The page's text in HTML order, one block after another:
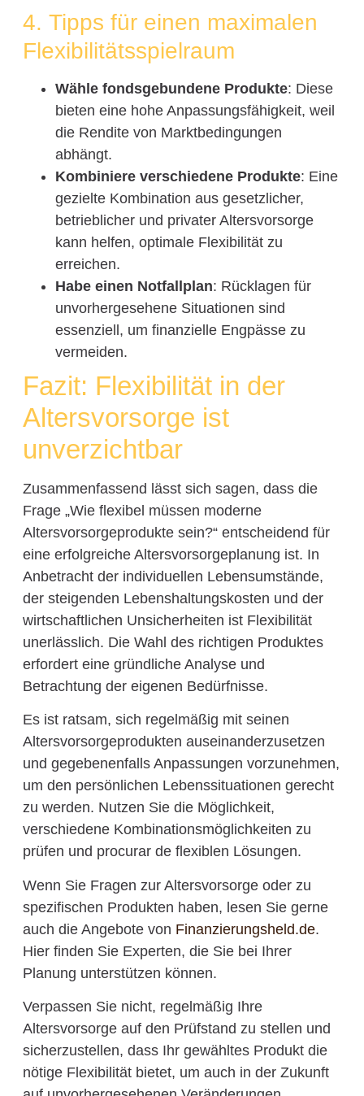
4. Tipps für einen maximalen
Flexibilitätsspielraum
Wähle fondsgebundene Produkte: Diese
bieten eine hohe Anpassungsfähigkeit, weil
die Rendite von Marktbedingungen
abhängt.
Kombiniere verschiedene Produkte: Eine
gezielte Kombination aus gesetzlicher,
betrieblicher und privater Altersvorsorge
kann helfen, optimale Flexibilität zu
erreichen.
Habe einen Notfallplan: Rücklagen für
unvorhergesehene Situationen sind
essenziell, um finanzielle Engpässe zu
vermeiden.
Fazit: Flexibilität in der
Altersvorsorge ist
unverzichtbar
Zusammenfassend lässt sich sagen, dass die
Frage „Wie flexibel müssen moderne
Altersvorsorgeprodukte sein?“ entscheidend für
eine erfolgreiche Altersvorsorgeplanung ist. In
Anbetracht der individuellen Lebensumstände,
der steigenden Lebenshaltungskosten und der
wirtschaftlichen Unsicherheiten ist Flexibilität
unerlässlich. Die Wahl des richtigen Produktes
erfordert eine gründliche Analyse und
Betrachtung der eigenen Bedürfnisse.
Es ist ratsam, sich regelmäßig mit seinen
Altersvorsorgeprodukten auseinanderzusetzen
und gegebenenfalls Anpassungen vorzunehmen,
um den persönlichen Lebenssituationen gerecht
zu werden. Nutzen Sie die Möglichkeit,
verschiedene Kombinationsmöglichkeiten zu
prüfen und procurar de flexiblen Lösungen.
Wenn Sie Fragen zur Altersvorsorge oder zu
spezifischen Produkten haben, lesen Sie gerne
auch die Angebote von Finanzierungsheld.de.
Hier finden Sie Experten, die Sie bei Ihrer
Planung unterstützen können.
Verpassen Sie nicht, regelmäßig Ihre
Altersvorsorge auf den Prüfstand zu stellen und
sicherzustellen, dass Ihr gewähltes Produkt die
nötige Flexibilität bietet, um auch in der Zukunft